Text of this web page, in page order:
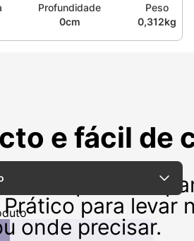
Profundidade
0cm
Peso
0,312kg
e fácil de
que
para levar
onde precisar.